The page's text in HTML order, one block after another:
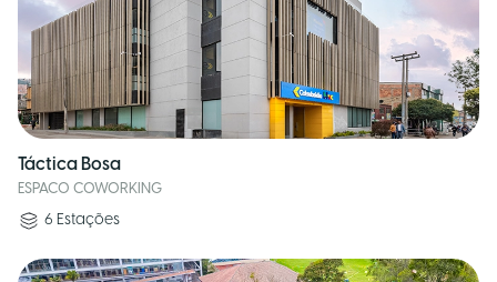
Táctica Bosa
ESPACO COWORKING
6 Estações